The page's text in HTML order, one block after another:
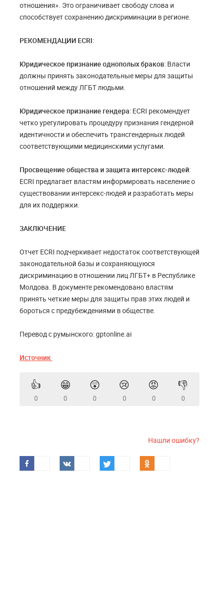
отношения». Это ограничивает свободу слова и
способствует сохранению дискриминации в регионе.
РЕКОМЕНДАЦИИ ECRI:
Юридическое признание однополых браков: Власти
должны принять законодательные меры для защиты
отношений между ЛГБТ людьми.
Юридическое признание гендера: ECRI рекомендует
четко урегулировать процедуру признания гендерной
идентичности и обеспечить трансгендерных людей
соответствующими медицинскими услугами.
Просвещение общества и защита интерсекс-людей:
ECRI предлагает властям информировать население о
существовании интерсекс-людей и разработать меры
для их поддержки.
ЗАКЛЮЧЕНИЕ
Отчет ECRI подчеркивает недостаток соответствующей
законодательной базы и сохраняющуюся
дискриминацию в отношении лиц ЛГБТ+ в Республике
Молдова. В документе рекомендовано властям
принять четкие меры для защиты прав этих людей и
бороться с предубеждениями в обществе.
Перевод с румынского: gptonline.ai
Источник
👍
0
😁
0
😲
0
😢
0
😡
0
👎
0
Нашли ошибку?